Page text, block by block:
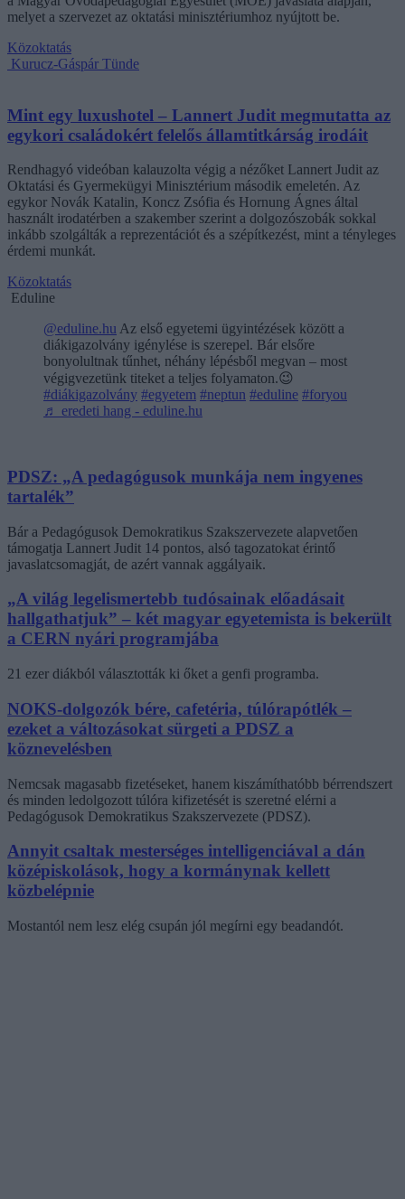
melyet a szervezet az oktatási minisztériumhoz nyújtott be.
Közoktatás
Kurucz-Gáspár Tünde
Mint egy luxushotel – Lannert Judit megmutatta az
egykori családokért felelős államtitkárság irodáit
Rendhagyó videóban kalauzolta végig a nézőket Lannert Judit az
Oktatási és Gyermekügyi Minisztérium második emeletén. Az
egykor Novák Katalin, Koncz Zsófia és Hornung Ágnes által
használt irodatérben a szakember szerint a dolgozószobák sokkal
inkább szolgálták a reprezentációt és a szépítkezést, mint a tényleges
érdemi munkát.
Közoktatás
Eduline
@eduline.hu Az első egyetemi ügyintézések között a
diákigazolvány igénylése is szerepel. Bár elsőre
bonyolultnak tűnhet, néhány lépésből megvan – most
végigvezetünk titeket a teljes folyamaton.😉
#diákigazolvány #egyetem #neptun #eduline #foryou
♬ eredeti hang - eduline.hu
PDSZ: „A pedagógusok munkája nem ingyenes
tartalék”
Bár a Pedagógusok Demokratikus Szakszervezete alapvetően
támogatja Lannert Judit 14 pontos, alsó tagozatokat érintő
javaslatcsomagját, de azért vannak aggályaik.
„A világ legelismertebb tudósainak előadásait
hallgathatjuk” – két magyar egyetemista is bekerült
a CERN nyári programjába
21 ezer diákból választották ki őket a genfi programba.
NOKS-dolgozók bére, cafetéria, túlórapótlék –
ezeket a változásokat sürgeti a PDSZ a
köznevelésben
Nemcsak magasabb fizetéseket, hanem kiszámíthatóbb bérrendszert
és minden ledolgozott túlóra kifizetését is szeretné elérni a
Pedagógusok Demokratikus Szakszervezete (PDSZ).
Annyit csaltak mesterséges intelligenciával a dán
középiskolások, hogy a kormánynak kellett
közbelépnie
Mostantól nem lesz elég csupán jól megírni egy beadandót.